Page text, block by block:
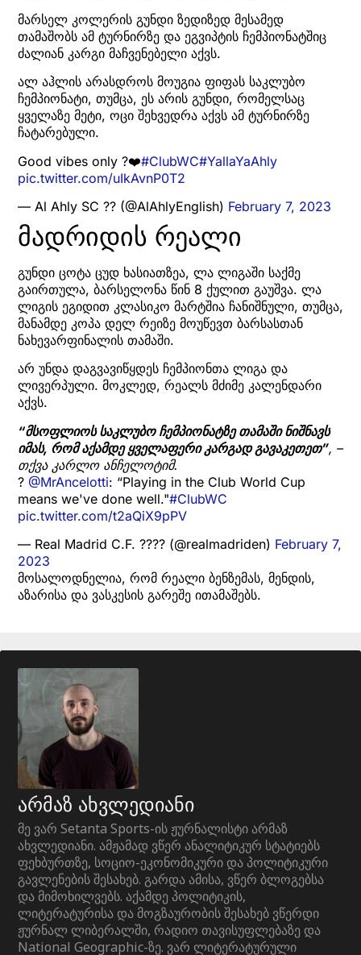
მარსელ კოლერის გუნდი ზედიზედ მესამედ
თამაშობს ამ ტურნირზე და ეგვიპტის ჩემპიონატშიც
ძალიან კარგი მაჩვენებელი აქვს.
ალ აჰლის არასდროს მოუგია ფიფას საკლუბო
ჩემპიონატი, თუმცა, ეს არის გუნდი, რომელსაც
ყველაზე მეტი, ოცი შეხვედრა აქვს ამ ტურნირზე
ჩატარებული.
Good vibes only ?❤️#ClubWC#YallaYaAhly
pic.twitter.com/uIkAvnP0T2
— Al Ahly SC ?? (@AlAhlyEnglish) February 7, 2023
მადრიდის რეალი
გუნდი ცოტა ცუდ ხასიათზეა, ლა ლიგაში საქმე
გაირთულა, ბარსელონა წინ 8 ქულით გაუშვა. ლა
ლიგის ეგიდით კლასიკო მარტშია ჩანიშნული, თუმცა,
მანამდე კოპა დელ რეიზე მოუწევთ ბარსასთან
ნახევარფინალის თამაში.
არ უნდა დაგვავიწყდეს ჩემპიონთა ლიგა და
ლივერპული. მოკლედ, რეალს მძიმე კალენდარი
აქვს.
“მსოფლიოს საკლუბო ჩემპიონატზე თამაში ნიშნავს
იმას, რომ აქამდე ყველაფერი კარგად გავაკეთეთ”, –
თქვა კარლო ანჩელოტიმ.
? @MrAncelotti: “Playing in the Club World Cup
means we've done well."#ClubWC
pic.twitter.com/t2aQiX9pPV
— Real Madrid C.F. ???? (@realmadriden) February 7,
2023
მოსალოდნელია, რომ რეალი ბენზემას, მენდის,
აზარისა და ვასკესის გარეშე ითამაშებს.
არმაზ ახვლედიანი
მე ვარ Setanta Sports-ის ჟურნალისტი არმაზ
ახვლედიანი. ამჟამად ვწერ ანალიტიკურ სტატიებს
ფეხბურთზე, სოციო-ეკონომიკური და პოლიტიკური
გავლენების შესახებ. გარდა ამისა, ვწერ ბლოგებსა
და მიმოხილვებს. აქამდე პოლიტიკის,
ლიტერატურისა და მოგზაურობის შესახებ ვწერდი
ჟურნალ ლიბერალში, რადიო თავისუფლებაზე და
National Geographic-ზე. ვარ ლიტერატურული